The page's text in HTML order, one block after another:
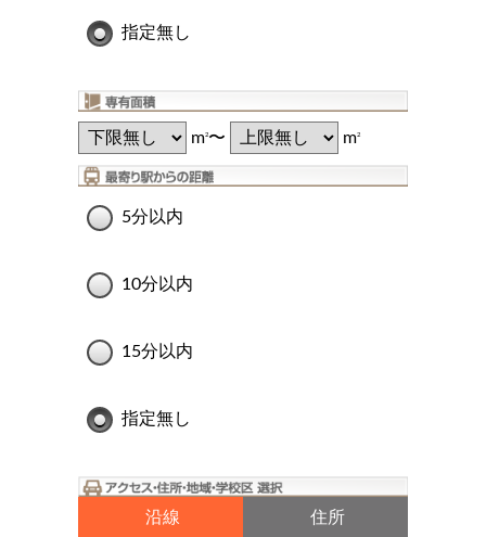
指定無し
m2〜 m2
5分以内
10分以内
15分以内
指定無し
沿線 住所